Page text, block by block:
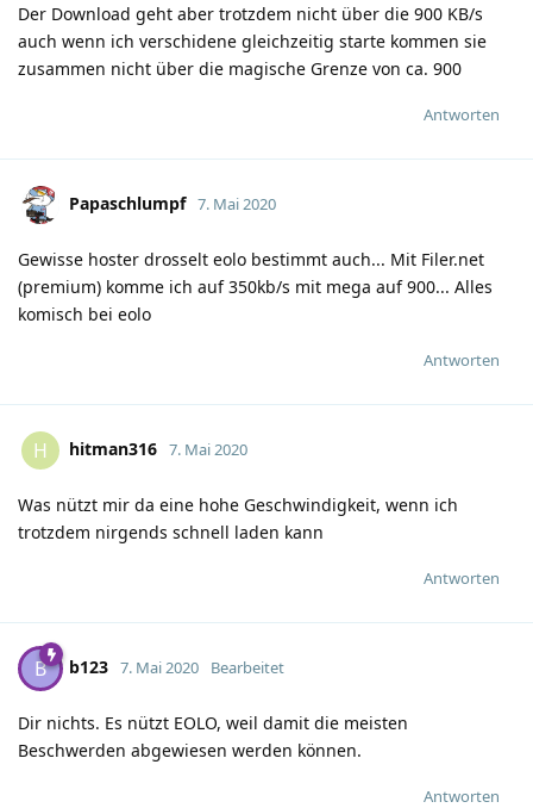
Der Download geht aber trotzdem nicht über die 900 KB/s
auch wenn ich verschidene gleichzeitig starte kommen sie
zusammen nicht über die magische Grenze von ca. 900
Antworten
Papaschlumpf 7. Mai 2020
Gewisse hoster drosselt eolo bestimmt auch... Mit Filer.net
(premium) komme ich auf 350kb/s mit mega auf 900... Alles
komisch bei eolo
Antworten
H hitman316 7. Mai 2020
Was nützt mir da eine hohe Geschwindigkeit, wenn ich
trotzdem nirgends schnell laden kann
Antworten
B b123 7. Mai 2020 Bearbeitet
Dir nichts. Es nützt EOLO, weil damit die meisten
Beschwerden abgewiesen werden können.
Antworten